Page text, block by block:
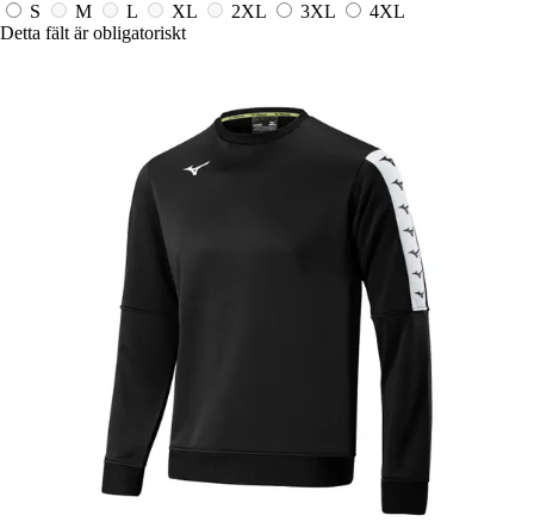
S
M L XL 2XL 3XL
4XL
Detta fält är obligatoriskt